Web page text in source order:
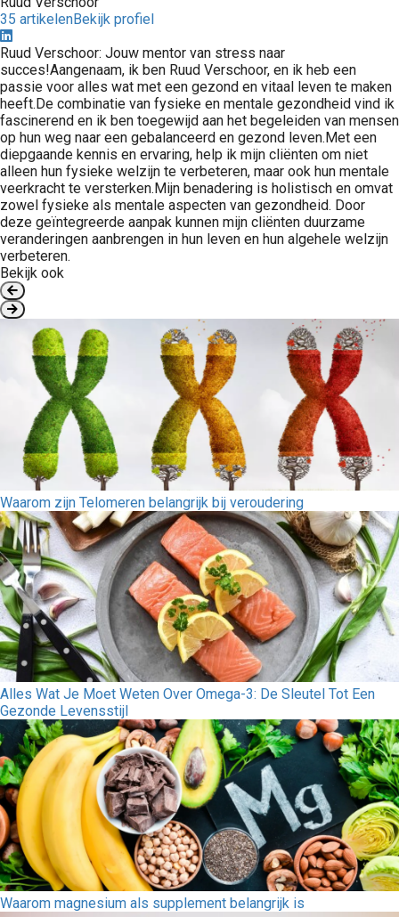
35 artikelenBekijk profiel
Ruud Verschoor: Jouw mentor van stress naar
succes!Aangenaam, ik ben Ruud Verschoor, en ik heb een
passie voor alles wat met een gezond en vitaal leven te maken
heeft.De combinatie van fysieke en mentale gezondheid vind ik
fascinerend en ik ben toegewijd aan het begeleiden van mensen
op hun weg naar een gebalanceerd en gezond leven.Met een
diepgaande kennis en ervaring, help ik mijn cliënten om niet
alleen hun fysieke welzijn te verbeteren, maar ook hun mentale
veerkracht te versterken.Mijn benadering is holistisch en omvat
zowel fysieke als mentale aspecten van gezondheid. Door
deze geïntegreerde aanpak kunnen mijn cliënten duurzame
veranderingen aanbrengen in hun leven en hun algehele welzijn
verbeteren.
Bekijk ook
Waarom zijn Telomeren belangrijk bij veroudering
Alles Wat Je Moet Weten Over Omega-3: De Sleutel Tot Een
Gezonde Levensstijl
Waarom magnesium als supplement belangrijk is